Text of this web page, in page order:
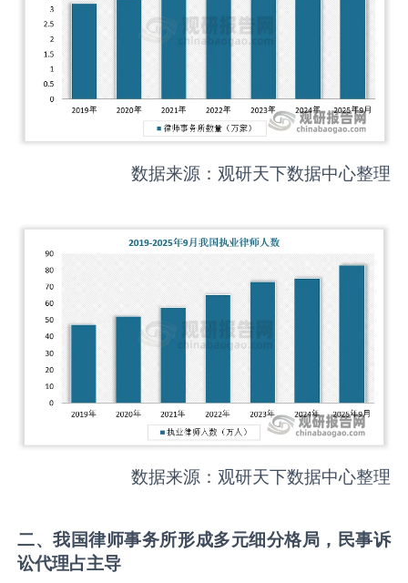
数据来源：观研天下数据中心整理
数据来源：观研天下数据中心整理
二、我国律师事务所形成多元细分格局 ，民事诉
讼代理占主导